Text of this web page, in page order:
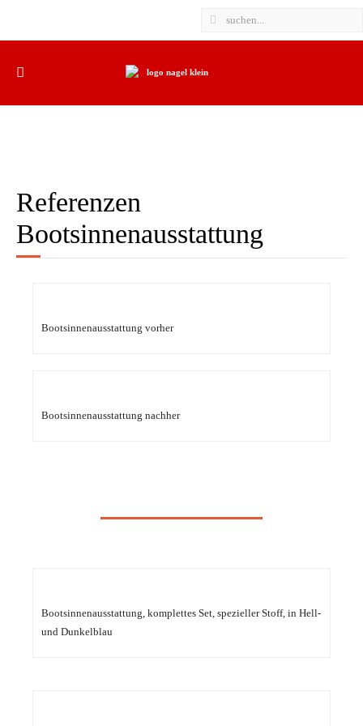
Referenzen
Bootsinnenausstattung
Bootsinnenausstattung vorher
Bootsinnenausstattung nachher
Bootsinnenausstattung, komplettes Set, spezieller Stoff, in Hell-
und Dunkelblau